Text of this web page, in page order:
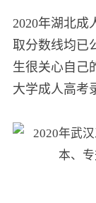
2020年湖北成
取分数线均已
生很关心自己
大学成人高考